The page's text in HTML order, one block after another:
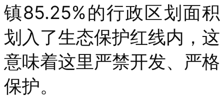
镇85.25%的行政区划面积
划入了生态保护红线内，这
意味着这里严禁开发、严格
保护。